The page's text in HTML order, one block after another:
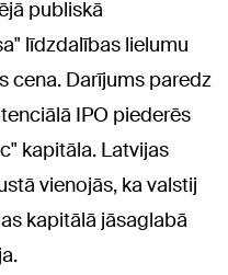
publiskā
līdzdalības lielumu
cena. Darījums paredz
IPO piederēs
kapitāla. Latvijas
vienojās, ka valstij
kapitālā jāsaglabā